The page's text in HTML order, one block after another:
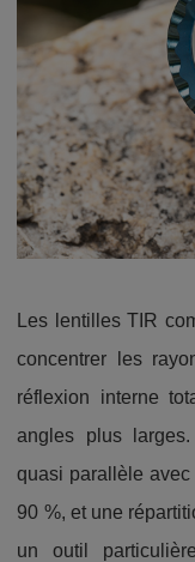
Les lentilles TIR
concentrer les
réflexion interne
angles plus
quasi parallèle
90 %, et une
un outil